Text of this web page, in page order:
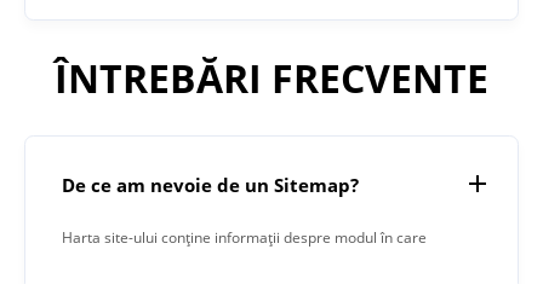
ÎNTREBĂRI FRECVENTE
De ce am nevoie de un Sitemap?
Harta site-ului conține informații despre modul în care